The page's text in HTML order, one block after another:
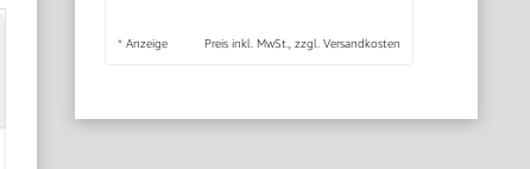
* Anzeige Preis inkl. MwSt., zzgl. Versandkosten